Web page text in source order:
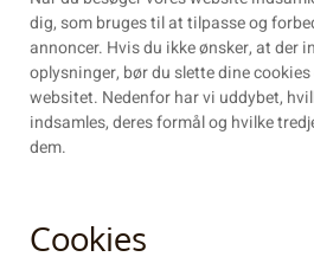
dig, som bruges til at tilpasse og
annoncer. Hvis du ikke ønsker, at der
oplysninger, bør du slette dine
websitet. Nedenfor har vi uddybet,
indsamles, deres formål og hvilke
dem.
Cookies